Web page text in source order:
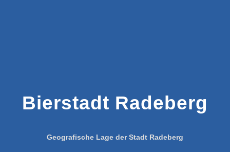
Bierstadt Radeberg
Geografische Lage der Stadt Radeberg